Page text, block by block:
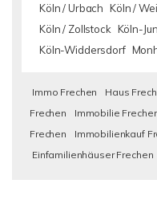
Köln / Urbach Köln /
Köln / Zollstock Köln-
Köln-Widdersdorf
Immo Frechen Haus
Frechen
Immobilie
Frechen
Immobilienkauf
Einfamilienhäuser Frechen